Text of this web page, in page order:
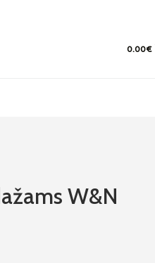
0.00€
W&N